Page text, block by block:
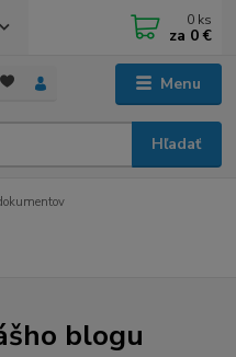
Menu
Hľadať
0 ks
za 0 €
blogu